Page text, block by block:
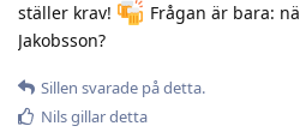
ställer krav!
Frågan är bara:
Jakobsson?
Sillen svarade på detta.
Nilsgillar detta